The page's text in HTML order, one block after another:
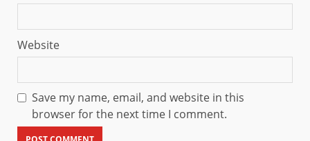
Website
Save my name, email, and website in this
browser for the next time I comment.